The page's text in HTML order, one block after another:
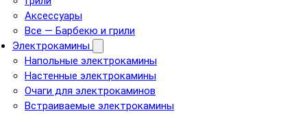
Аксессуары
Все — Барбекю и грили
Электрокамины
Напольные электрокамины
Настенные электрокамины
Очаги для электрокаминов
Встраиваемые электрокамины